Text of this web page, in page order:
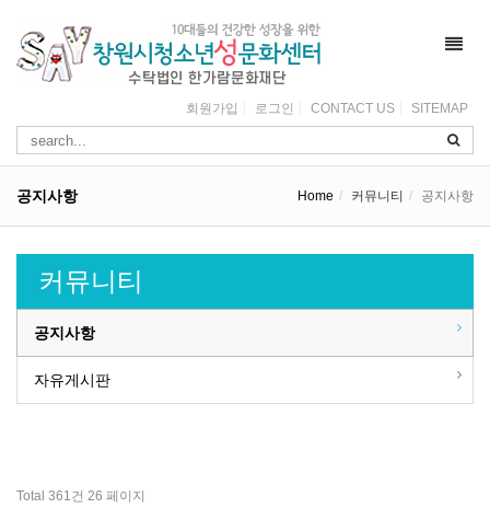
회원가입 로그인 CONTACT US SITEMAP
공지사항 Home 커뮤니티 공지사항
커뮤니티
공지사항
자유게시판
Total 361건 26 페이지